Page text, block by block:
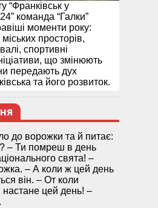
“Франківськ у
команда “Галки”
моменти року:
просторів,
спортивні
що змінюють
передають дух
та його розвиток.
до ворожки та й питає:
– Ти помреш в день
свята! –
– А коли ж цей день
він. – От коли
настане цей день! –